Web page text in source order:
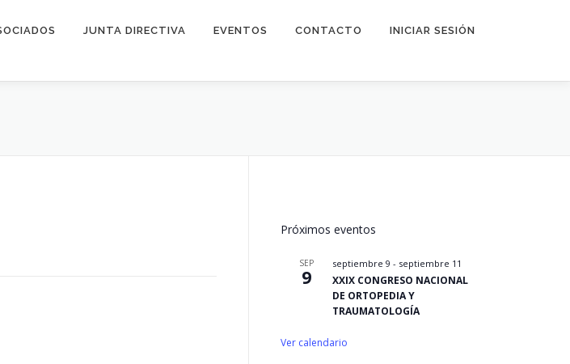
JUNTA DIRECTIVA EVENTOS CONTACTO INICIAR SESIÓN
Próximos eventos
SEP
9
septiembre 9 - septiembre 11
XXIX CONGRESO NACIONAL
DE ORTOPEDIA Y
TRAUMATOLOGÍA
Ver calendario